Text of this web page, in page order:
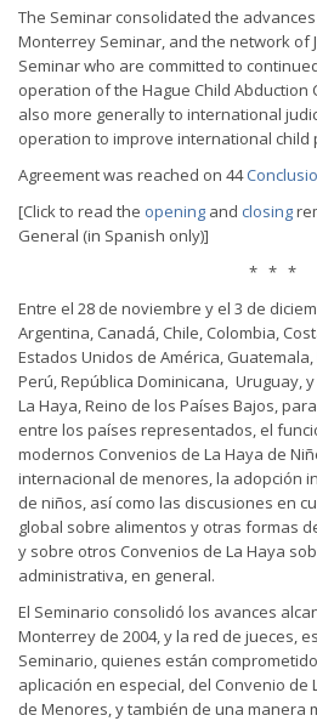
The Seminar consolidated the
Monterrey Seminar, and the network of
Seminar who are committed to
operation of the Hague Child
also more generally to international
operation to improve international child
Agreement was reached on 44
[Click to read the opening and closing
General (in Spanish only)]
* * *
Entre el 28 de noviembre y el 3 de
Argentina, Canadá, Chile, Colombia,
Estados Unidos de América,
Perú, República Dominicana, Uruguay,
La Haya, Reino de los Países Bajos,
entre los países representados, el
modernos Convenios de La Haya de
internacional de menores, la adopción
de niños, así como las discusiones en
global sobre alimentos y otras formas
y sobre otros Convenios de La Haya
administrativa, en general.
El Seminario consolidó los avances
Monterrey de 2004, y la red de jueces,
Seminario, quienes están
aplicación en especial, del Convenio de
de Menores, y también de una manera